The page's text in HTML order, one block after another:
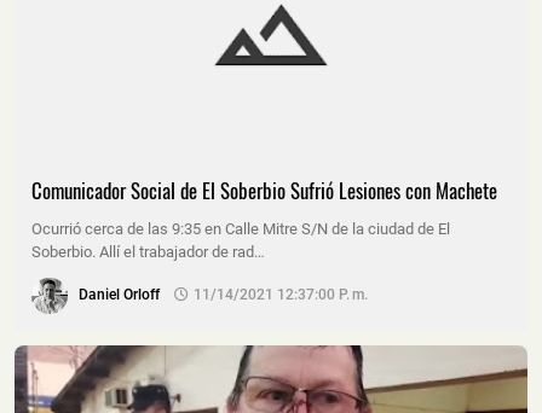
Comunicador Social de El Soberbio Sufrió Lesiones con Machete
Ocurrió cerca de las 9:35 en Calle Mitre S/N de la ciudad de El
Soberbio. Allí el trabajador de rad…
Daniel Orloff 11/14/2021 12:37:00 P. M.